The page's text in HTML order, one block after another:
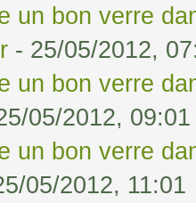
un bon verre
- 25/05/2012,
un bon verre
05/2012, 09:01
un bon verre
05/2012, 11:01